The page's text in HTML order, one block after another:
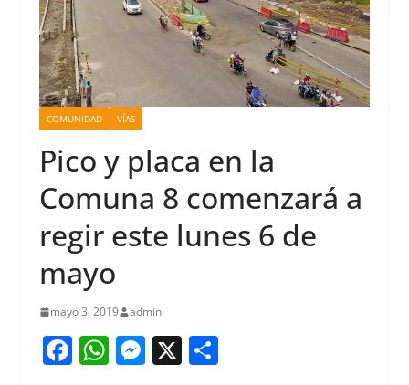
COMUNIDAD VÍAS
Pico y placa en la
Comuna 8 comenzará a
regir este lunes 6 de
mayo
mayo 3, 2019 admin
F W M X S